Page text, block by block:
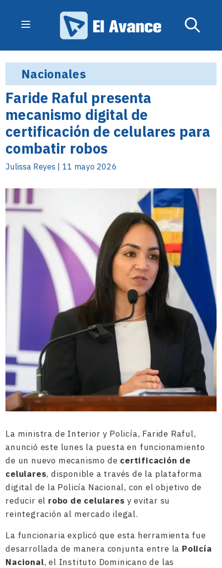
Nacionales
Faride Raful presenta
mecanismo digital de
certificación de celulares para
combatir robos
Julissa Reyes | 11 mayo 2026
La ministra de Interior y Policía, Faride Raful,
anunció este lunes la puesta en funcionamiento
de un nuevo mecanismo de certificación de
celulares, disponible a través de la plataforma
digital de la Policía Nacional, con el objetivo de
reducir el robo de celulares y evitar su
reintegración al mercado ilegal.
La funcionaria explicó que esta herramienta fue
desarrollada de manera conjunta entre la Policía
Nacional, el Instituto Dominicano de las